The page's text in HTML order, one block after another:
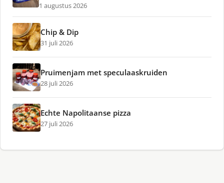
1 augustus 2026
Chip & Dip
31 juli 2026
Pruimenjam met speculaaskruiden
28 juli 2026
Echte Napolitaanse pizza
27 juli 2026